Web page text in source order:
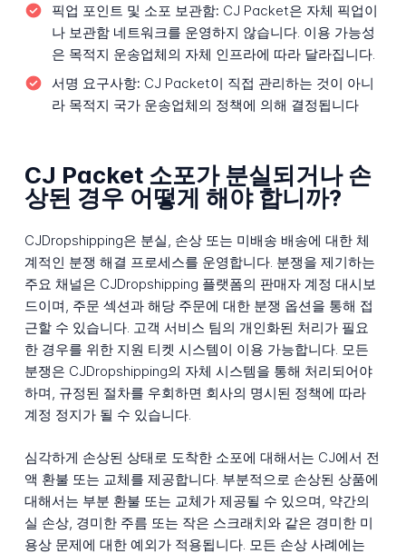
픽업 포인트 및 소포 보관함: CJ Packet은 자체 픽업이
나 보관함 네트워크를 운영하지 않습니다. 이용 가능성
은 목적지 운송업체의 자체 인프라에 따라 달라집니다.
서명 요구사항: CJ Packet이 직접 관리하는 것이 아니
라 목적지 국가 운송업체의 정책에 의해 결정됩니다
CJ Packet 소포가 분실되거나 손
상된 경우 어떻게 해야 합니까?
CJDropshipping은 분실, 손상 또는 미배송 배송에 대한 체
계적인 분쟁 해결 프로세스를 운영합니다. 분쟁을 제기하는
주요 채널은 CJDropshipping 플랫폼의 판매자 계정 대시보
드이며, 주문 섹션과 해당 주문에 대한 분쟁 옵션을 통해 접
근할 수 있습니다. 고객 서비스 팀의 개인화된 처리가 필요
한 경우를 위한 지원 티켓 시스템이 이용 가능합니다. 모든
분쟁은 CJDropshipping의 자체 시스템을 통해 처리되어야
하며, 규정된 절차를 우회하면 회사의 명시된 정책에 따라
계정 정지가 될 수 있습니다.
심각하게 손상된 상태로 도착한 소포에 대해서는 CJ에서 전
액 환불 또는 교체를 제공합니다. 부분적으로 손상된 상품에
대해서는 부분 환불 또는 교체가 제공될 수 있으며, 약간의
실 손상, 경미한 주름 또는 작은 스크래치와 같은 경미한 미
용상 문제에 대한 예외가 적용됩니다. 모든 손상 사례에는